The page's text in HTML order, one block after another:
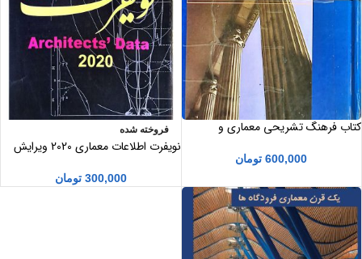
کتاب فرهنگ تشریحی معماری و
600,000 تومان
فروخته شده
نویفرت اطلاعات معماری 2020 ویرایش
300,000 تومان